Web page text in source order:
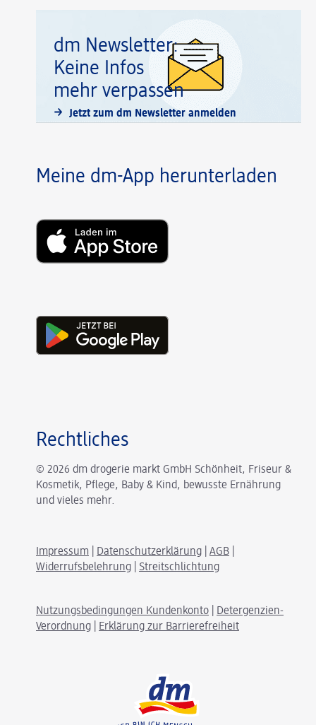
dm Newsletter:
Keine Infos
mehr verpassen
Jetzt zum dm Newsletter anmelden
Meine dm-App herunterladen
Rechtliches
© 2026 dm drogerie markt GmbH Schönheit, Friseur &
Kosmetik, Pflege, Baby & Kind, bewusste Ernährung
und vieles mehr.
Impressum Datenschutzerklärung AGB
Widerrufsbelehrung
Streitschlichtung
Nutzungsbedingungen Kundenkonto
Detergenzien-
Verordnung
Erklärung zur Barrierefreiheit